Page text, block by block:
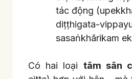
tác động
diṭṭhigata-
sasaṅkhārikam
Có hai loại tâm sân